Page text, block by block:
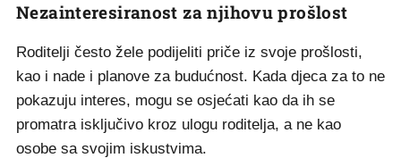
Nezainteresiranost za njihovu prošlost
Roditelji često žele podijeliti priče iz svoje prošlosti,
kao i nade i planove za budućnost. Kada djeca za to ne
pokazuju interes, mogu se osjećati kao da ih se
promatra isključivo kroz ulogu roditelja, a ne kao
osobe sa svojim iskustvima.